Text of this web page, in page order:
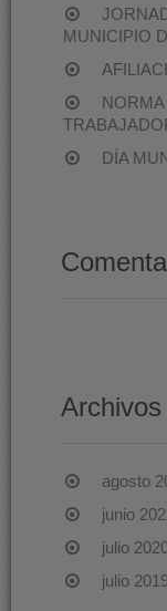
MUNICIPIO
DÍA
Archivos
agosto
junio
julio
julio